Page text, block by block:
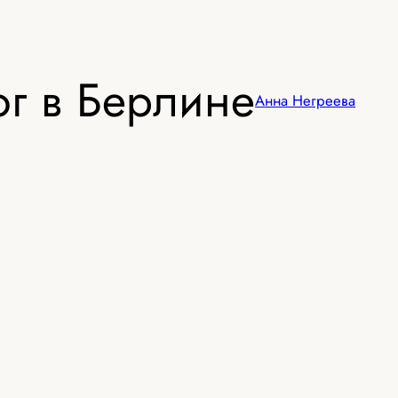
в БерлинеАнна Негреева